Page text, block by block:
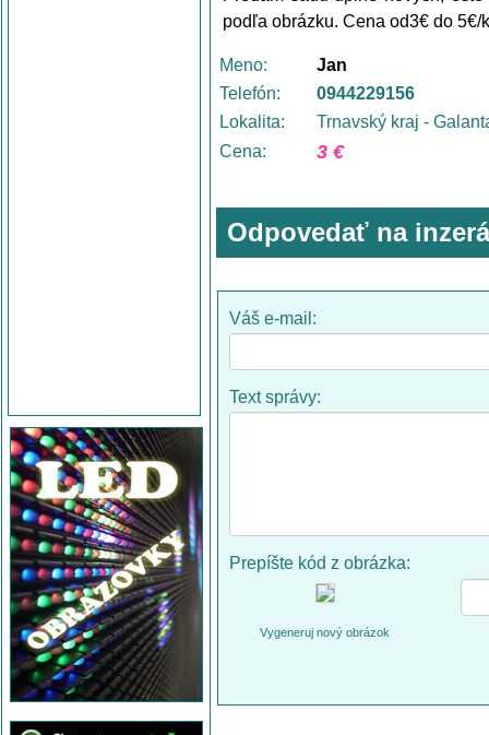
podľa obrázku. Cena od3€ do
Meno:
Jan
Telefón:
0944229156
Lokalita:
Trnavský kraj -
Cena:
3 €
Odpovedať na
Váš e-mail:
Text správy:
Prepíšte kód z obrázka:
Vygeneruj nový obrázok